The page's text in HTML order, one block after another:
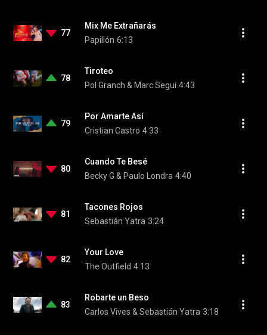
77
Mix Me Extrañarás
Papillón 6:13
78
Tiroteo
Pol Granch & Marc Seguí 4:43
79
Por Amarte Así
Cristian Castro 4:33
80
Cuando Te Besé
Becky G & Paulo Londra 4:40
81
Tacones Rojos
Sebastián Yatra 3:24
82
Your Love
The Outfield 4:13
83
Robarte un Beso
Carlos Vives & Sebastián Yatra 3:18